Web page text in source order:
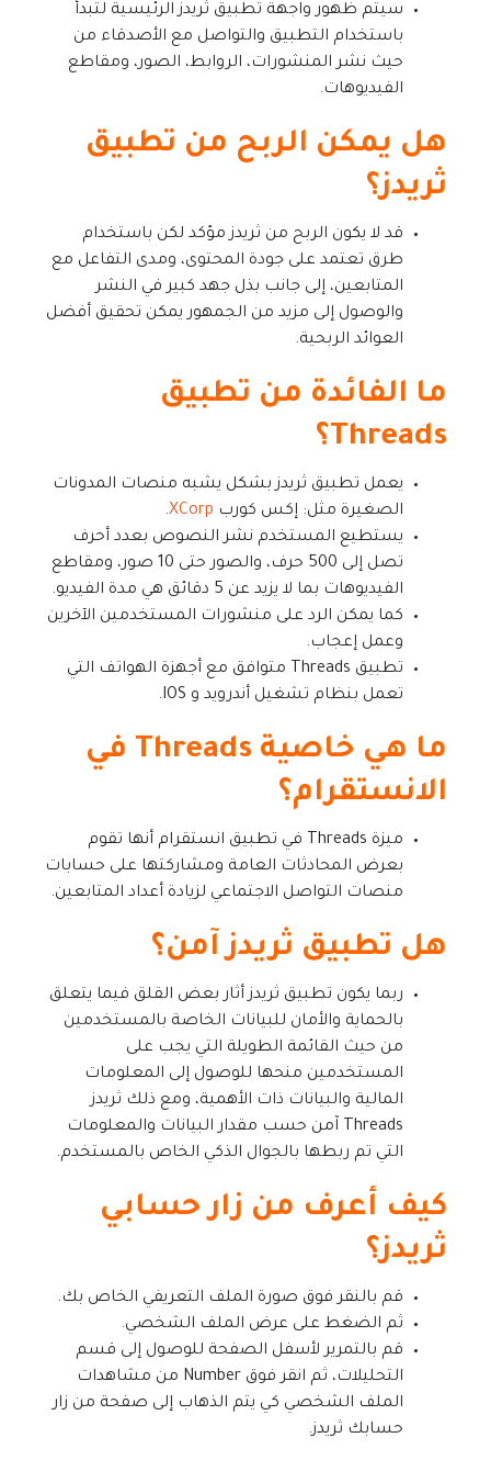
سيتم ظهور واجهة تطبيق ثريدز الرئيسية لتبدأ
باستخدام التطبيق والتواصل مع الأصدقاء من
حيث نشر المنشورات، الروابط، الصور، ومقاطع
الفيديوهات.
هل يمكن الربح من تطبيق
ثريدز؟
قد لا يكون الربح من ثريدز مؤكد لكن باستخدام
طرق تعتمد على جودة المحتوى، ومدى التفاعل مع
المتابعين، إلى جانب بذل جهد كبير في النشر
والوصول إلى مزيد من الجمهور يمكن تحقيق أفضل
العوائد الربحية.
ما الفائدة من تطبيق
Threads؟
يعمل تطبيق ثريدز بشكل يشبه منصات المدونات
الصغيرة مثل: إكس كورب XCorp
.
يستطيع المستخدم نشر النصوص بعدد أحرف
تصل إلى 500 حرف، والصور حتى 10 صور، ومقاطع
الفيديوهات بما لا يزيد عن 5 دقائق هي مدة الفيديو.
كما يمكن الرد على منشورات المستخدمين الآخرين
وعمل إعجاب.
تطبيق Threads متوافق مع أجهزة الهواتف التي
تعمل بنظام تشغيل أندرويد و IOS.
ما هي خاصية Threads في
الانستقرام؟
ميزة Threads في تطبيق انستقرام أنها تقوم
بعرض المحادثات العامة ومشاركتها على حسابات
منصات التواصل الاجتماعي لزيادة أعداد المتابعين.
هل تطبيق ثريدز آمن؟
ربما يكون تطبيق ثريدز أثار بعض القلق فيما يتعلق
بالحماية والأمان للبيانات الخاصة بالمستخدمين
من حيث القائمة الطويلة التي يجب على
المستخدمين منحها للوصول إلى المعلومات
المالية والبيانات ذات الأهمية، ومع ذلك ثريدز
Threads آمن حسب مقدار البيانات والمعلومات
التي تم ربطها بالجوال الذكي الخاص بالمستخدم.
كيف أعرف من زار حسابي
ثريدز؟
قم بالنقر فوق صورة الملف التعريفي الخاص بك.
ثم الضغط على عرض الملف الشخصي.
قم بالتمرير لأسفل الصفحة للوصول إلى قسم
التحليلات، ثم انقر فوق Number من مشاهدات
الملف الشخصي كي يتم الذهاب إلى صفحة من زار
حسابك ثريدز.